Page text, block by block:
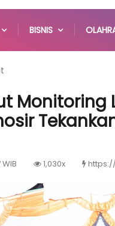
BISNIS
1,030x